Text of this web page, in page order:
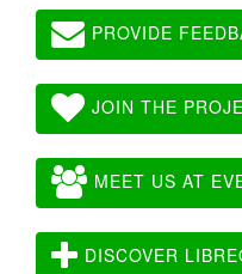
PROVIDE
JOIN THE
MEET US AT
DISCOVER